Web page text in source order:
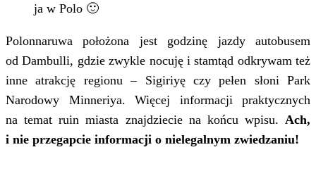
ja w Polo 🙂
Polonnaruwa położona jest godzinę jazdy autobusem
od Dambulli, gdzie zwykle nocuję i stamtąd odkrywam też
inne atrakcję regionu – Sigiriyę czy pełen słoni Park
Narodowy Minneriya. Więcej informacji praktycznych
na temat ruin miasta znajdziecie na końcu wpisu. Ach,
i nie przegapcie informacji o nielegalnym zwiedzaniu!